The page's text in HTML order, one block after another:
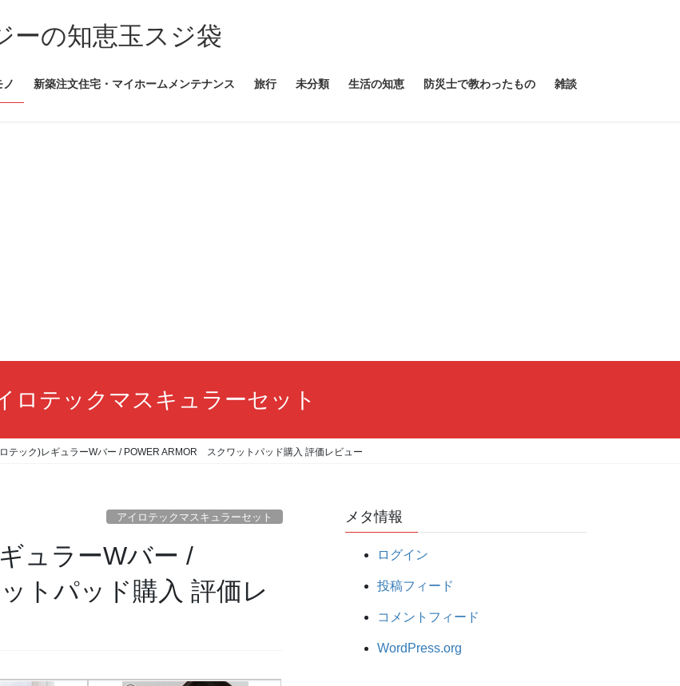
ーの知恵玉スジ袋
ノ 新築注文住宅・マイホームメンテナンス 旅行 未分類 生活の知恵 防災士で教わったもの 雑談
ロテックマスキュラーセット
ロテック)レギュラーWバー / POWER ARMOR スクワットパッド購入 評価レビュー
アイロテックマスキュラーセット
ュラーWバー /
トパッド購入 評価レ
メタ情報
ログイン
投稿フィード
コメントフィード
WordPress.org